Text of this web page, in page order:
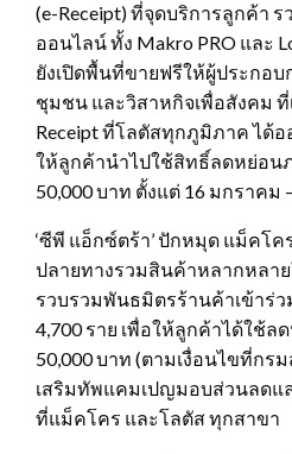
(e-Receipt) ที่จุดบริการลูกค้า
ออนไลน์ ทั้ง Makro PRO และ
ยังเปิดพื้นที่ขายฟรีให้ผู้ประกอบ
ชุมชน และวิสาหกิจเพื่อสังคม ที่
Receipt ที่โลตัสทุกภูมิภาค ได้
ให้ลูกค้านำไปใช้สิทธิ์ลดหย่อน
50,000 บาท ตั้งแต่ 16 มกราคม
‘ซีพี แอ็กซ์ตร้า’ ปักหมุด แม็คโ
ปลายทางรวมสินค้าหลากหลา
รวบรวมพันธมิตรร้านค้าเข้าร่
4,700 ราย เพื่อให้ลูกค้าได้ใช้
50,000 บาท (ตามเงื่อนไขที่กร
เสริมทัพแคมเปญมอบส่วนลดแ
ที่แม็คโคร และโลตัส ทุกสาขา